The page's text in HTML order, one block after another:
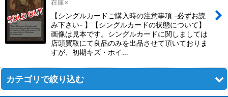
在庫×
【シングルカードご購入時の注意事項 -必ずお読
み下さい- 】【シングルカードの状態について】
画像は見本です。シングルカードに関しましては
店頭買取にて良品のみを出品させて頂いておりま
すが、初期キズ・ホイ…
カテゴリで絞り込む